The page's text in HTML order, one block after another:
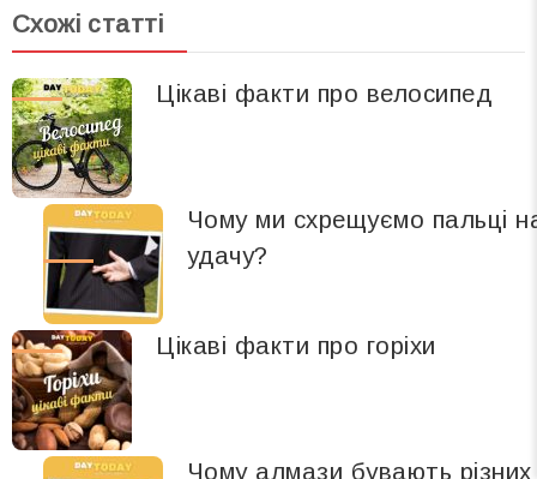
Схожі статті
Цікаві факти про велосипед
Чому ми схрещуємо пальці
удачу?
Цікаві факти про горіхи
Чому алмази бувають різних